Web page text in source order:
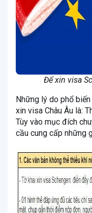
Để xin visa
Những lý do phổ
xin visa Châu Âu là:
Tùy vào mục đích
cầu cung cấp những